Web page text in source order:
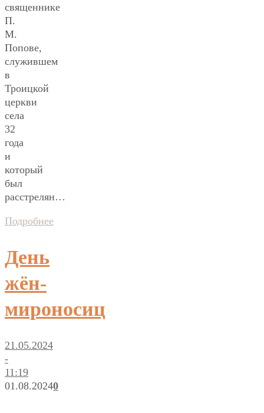
священнике
П.
М.
Попове,
служившем
в
Троицкой
церкви
села
32
года
и
который
был
расстрелян…
Подробнее
День
жён-
мироносиц
21.05.2024
-
11:19
01.08.20240